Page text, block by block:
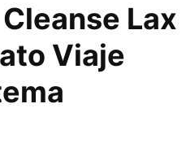
Lax
Viaje